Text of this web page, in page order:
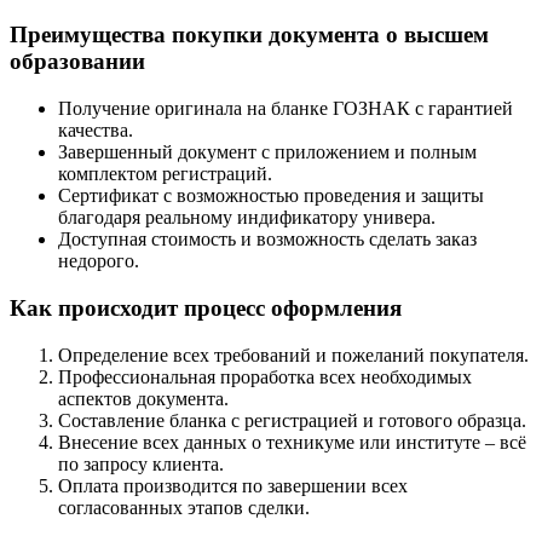
Преимущества покупки документа о высшем
образовании
Получение оригинала на бланке ГОЗНАК с гарантией
качества.
Завершенный документ с приложением и полным
комплектом регистраций.
Сертификат с возможностью проведения и защиты
благодаря реальному индификатору универа.
Доступная стоимость и возможность сделать заказ
недорого.
Как происходит процесс оформления
Определение всех требований и пожеланий покупателя.
Профессиональная проработка всех необходимых
аспектов документа.
Составление бланка с регистрацией и готового образца.
Внесение всех данных о техникуме или институте – всё
по запросу клиента.
Оплата производится по завершении всех
согласованных этапов сделки.